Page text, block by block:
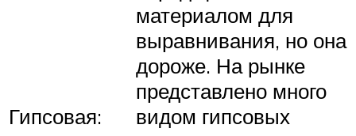
Гипсовая:
материалом для
выравнивания, но она
дороже. На рынке
представлено много
видом гипсовых